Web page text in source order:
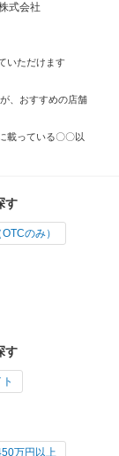
式会社
いただけます
、おすすめの店舗
載っている〇〇以
す
のみ）
す
万円以上